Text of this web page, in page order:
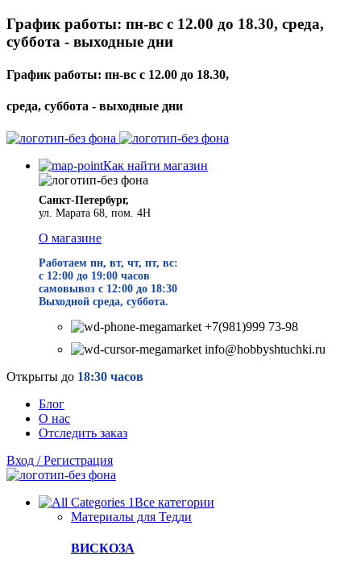
График работы: пн-вс с 12.00 до 18.30, среда,
суббота - выходные дни
График работы: пн-вс с 12.00 до 18.30,
среда, суббота - выходные дни
Как найти магазин
Санкт-Петербург,
ул. Марата 68, пом. 4Н
О магазине
Работаем пн, вт, чт, пт, вс:
с 12:00 до 19:00 часов
самовывоз с 12:00 до 18:30
Выходной среда, суббота.
+7(981)999 73-98
info@hobbyshtuchki.ru
Открыты до 18:30 часов
Блог
О нас
Отследить заказ
Вход / Регистрация
Все категории
Материалы для Тедди
ВИСКОЗА